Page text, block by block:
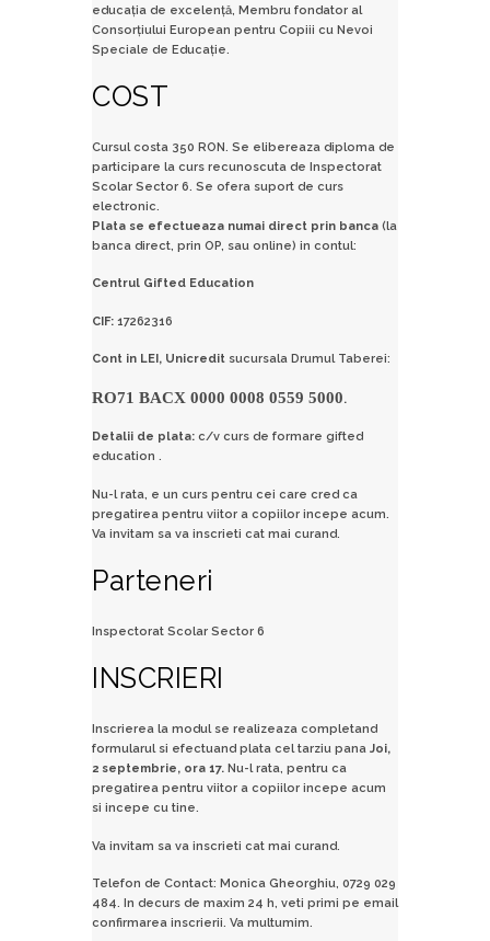
educaţia de excelenţă, Membru fondator al
Consorţiului European pentru Copiii cu Nevoi
Speciale de Educaţie.
COST
Cursul costa 350 RON. Se elibereaza diploma de
participare la curs recunoscuta de Inspectorat
Scolar Sector 6. Se ofera suport de curs
electronic.
Plata se efectueaza numai direct prin banca (la
banca direct, prin OP, sau online) in contul:
Centrul Gifted Education
CIF: 17262316
Cont in LEI, Unicredit sucursala Drumul Taberei:
RO71 BACX 0000 0008 0559 5000.
Detalii de plata: c/v curs de formare gifted
education .
Nu-l rata, e un curs pentru cei care cred ca
pregatirea pentru viitor a copiilor incepe acum.
Va invitam sa va inscrieti cat mai curand.
Parteneri
Inspectorat Scolar Sector 6
INSCRIERI
Inscrierea la modul se realizeaza completand
formularul si efectuand plata cel tarziu pana Joi,
2 septembrie, ora 17. Nu-l rata, pentru ca
pregatirea pentru viitor a copiilor incepe acum
si incepe cu tine.
Va invitam sa va inscrieti cat mai curand.
Telefon de Contact: Monica Gheorghiu, 0729 029
484. In decurs de maxim 24 h, veti primi pe email
confirmarea inscrierii. Va multumim.